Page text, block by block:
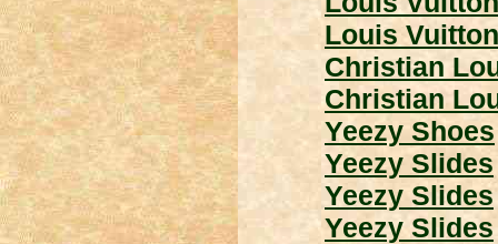
Louis
Christian
Christian
Yeezy Shoes
Yeezy Slides
Yeezy Slides
Yeezy Slides